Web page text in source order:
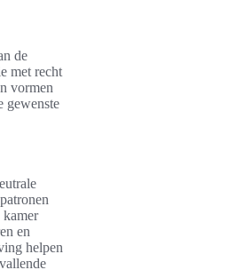
de
met recht
vormen
gewenste
kamer
en
helpen